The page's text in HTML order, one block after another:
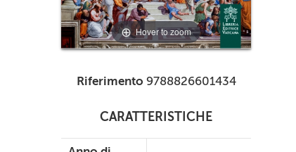
Hover to zoom
Riferimento 9788826601434
CARATTERISTICHE